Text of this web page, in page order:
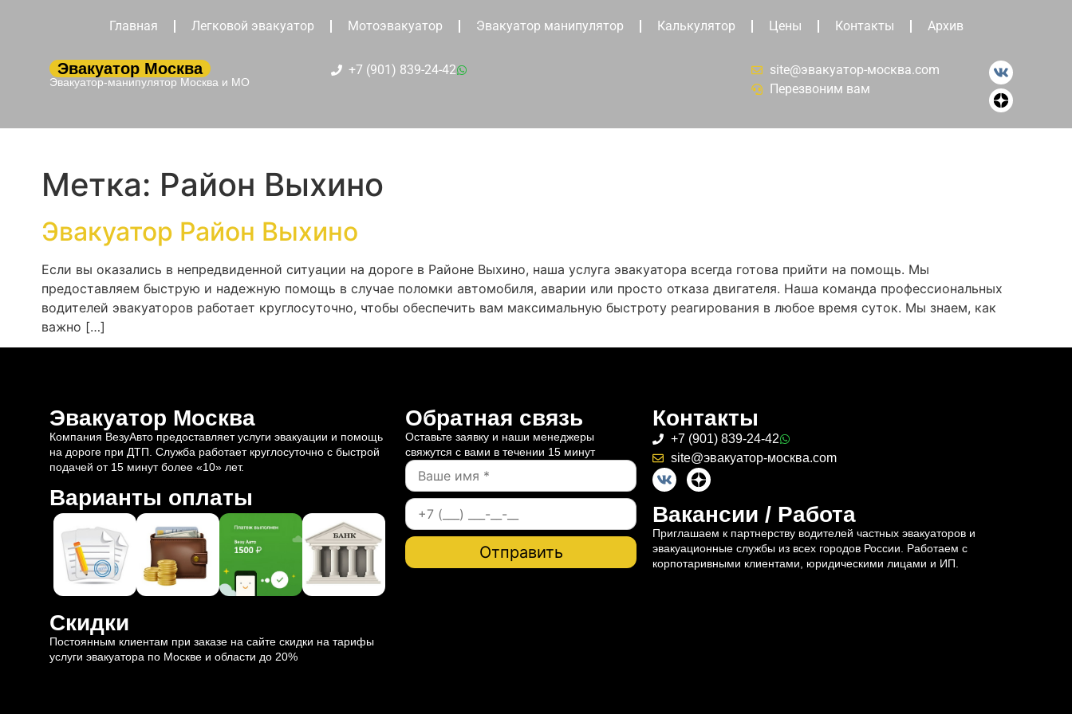
Главная Легковой эвакуатор Мотоэвакуатор Эвакуатор манипулятор Калькулятор Цены Контакты Архив
Эвакуатор Москва
Эвакуатор-манипулятор Москва и МО
+7 (901) 839-24-42
site@эвакуатор-москва.com
Перезвоним вам
Метка: Район Выхино
Эвакуатор Район Выхино
Если вы оказались в непредвиденной ситуации на дороге в Районе Выхино, наша услуга эвакуатора всегда готова прийти на помощь. Мы
предоставляем быструю и надежную помощь в случае поломки автомобиля, аварии или просто отказа двигателя. Наша команда профессиональных
водителей эвакуаторов работает круглосуточно, чтобы обеспечить вам максимальную быстроту реагирования в любое время суток. Мы знаем, как
важно […]
Эвакуатор Москва
Компания ВезуАвто предоставляет услуги эвакуации и помощь
на дороге при ДТП. Служба работает круглосуточно с быстрой
подачей от 15 минут более «10» лет.
Варианты оплаты
Скидки
Постоянным клиентам при заказе на сайте скидки на тарифы
услуги эвакуатора по Москве и области до 20%
Обратная связь
Оставьте заявку и наши менеджеры
свяжутся с вами в течении 15 минут
Контакты
+7 (901) 839-24-42
site@эвакуатор-москва.com
Вакансии / Работа
Приглашаем к партнерству водителей частных эвакуаторов и
эвакуационные службы из всех городов России. Работаем с
корпотаривными клиентами, юридическими лицами и ИП.